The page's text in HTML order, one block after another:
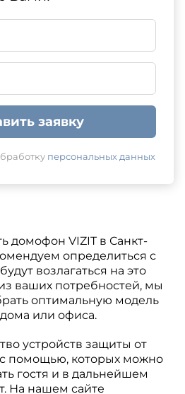
заявку
персональных данных
домофон VIZIT в Санкт-
определиться с
возлагаться на это
ваших потребностей, мы
оптимальную модель
или офиса.
устройств защиты от
помощью, которых можно
гостя и в дальнейшем
На нашем сайте